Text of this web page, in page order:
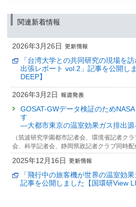
関連新着情報
2026年3月26日
「台湾大学との共同研究の現場を
出張レポート vol.2」記事を公開し
DEEP】
2026年3月2日
GOSAT-GWデータ検証のため
す
—大都市東京の温室効果ガス排出
（筑波研究学園都市記者会、環境省記者ク
会、科学記者会、静岡県政記者クラブ同時配
2025年12月16日
「飛行中の旅客機が世界の温室効
記事を公開しました【国環研View